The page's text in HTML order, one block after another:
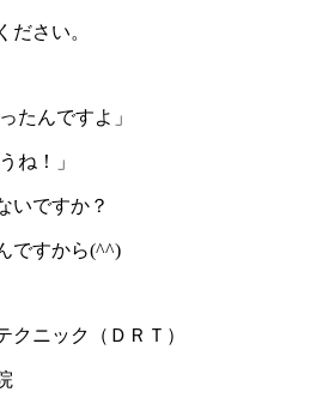
ださい。
たんですよ」
ね！」
いですか？
ですから(^^)
クニック（ＤＲＴ）